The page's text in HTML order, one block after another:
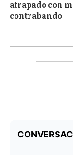
atrapado con
contrabando